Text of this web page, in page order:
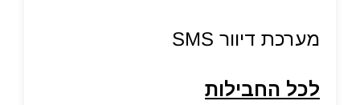
מערכת דיוור SMS
לכל החבילות